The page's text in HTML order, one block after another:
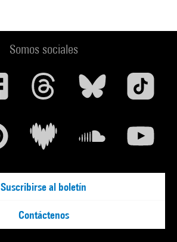
Somos sociales
Suscribirse al boletín
Contáctenos